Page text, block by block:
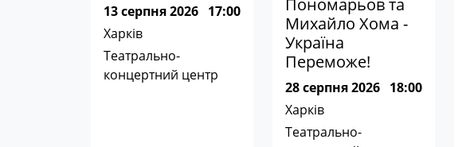
13 серпня 2026 17:00
Харків
Театрально-
концертний центр
Михайло Хома -
Україна
Переможе!
28 серпня 2026 18:00
Харків
Театрально-